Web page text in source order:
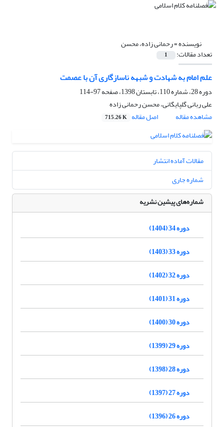
نویسنده =رحمانی زاده، محسن
تعداد مقالات: 1
علم امام به شهادت و شبهه ناسازگاری آن با عصمت
دوره 28، شماره 110، تابستان 1398، صفحه
97-114
علی ربانی گلپایگانی، محسن رحمانی زاده
مشاهده مقاله
اصل مقاله 715.26 K
مقالات آماده انتشار
شماره جاری
شماره‌های پیشین نشریه
دوره 34 (1404)
دوره 33 (1403)
دوره 32 (1402)
دوره 31 (1401)
دوره 30 (1400)
دوره 29 (1399)
دوره 28 (1398)
دوره 27 (1397)
دوره 26 (1396)